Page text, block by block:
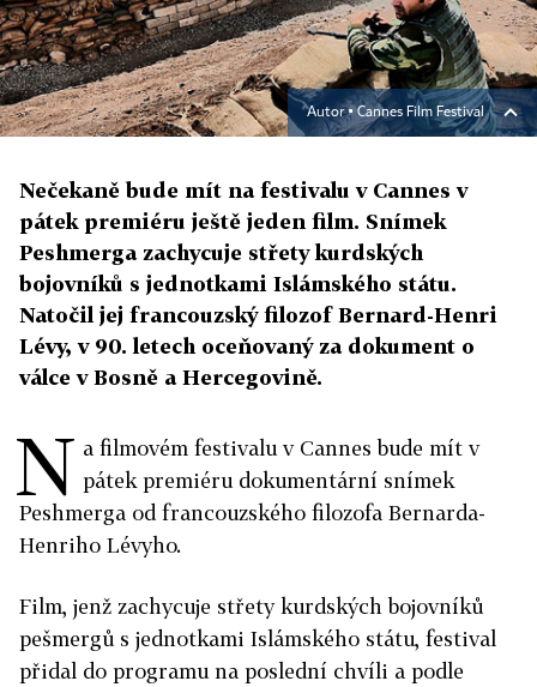
Autor ▪ Cannes Film Festival
Nečekaně bude mít na festivalu v Cannes v
pátek premiéru ještě jeden film. Snímek
Peshmerga zachycuje střety kurdských
bojovníků s jednotkami Islámského státu.
Natočil jej francouzský filozof Bernard-Henri
Lévy, v 90. letech oceňovaný za dokument o
válce v Bosně a Hercegovině.
N a filmovém festivalu v Cannes bude mít v
pátek premiéru dokumentární snímek
Peshmerga od francouzského filozofa Bernarda-
Henriho Lévyho.
Film, jenž zachycuje střety kurdských bojovníků
pešmergů s jednotkami Islámského státu, festival
přidal do programu na poslední chvíli a podle